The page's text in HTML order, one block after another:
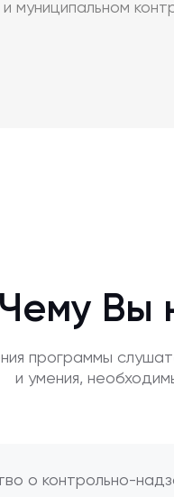
муниципальном
Чему Вы
программы
и умения,
о контрольно-